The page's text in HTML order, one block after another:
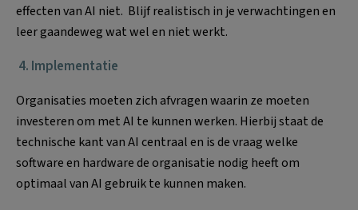
effecten van AI niet. Blijf realistisch in je verwachtingen en
leer gaandeweg wat wel en niet werkt.
4. Implementatie
Organisaties moeten zich afvragen waarin ze moeten
investeren om met AI te kunnen werken. Hierbij staat de
technische kant van AI centraal en is de vraag welke
software en hardware de organisatie nodig heeft om
optimaal van AI gebruik te kunnen maken.